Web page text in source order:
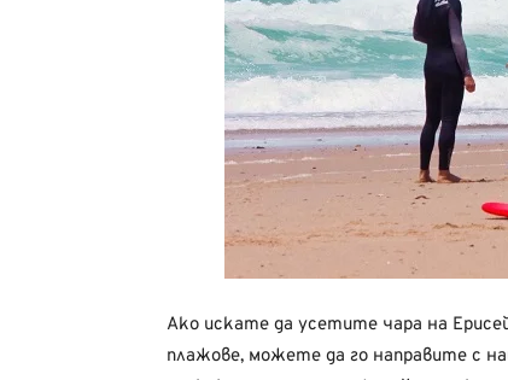
Ако искате да усетите чара на
плажове, можете да го направите с